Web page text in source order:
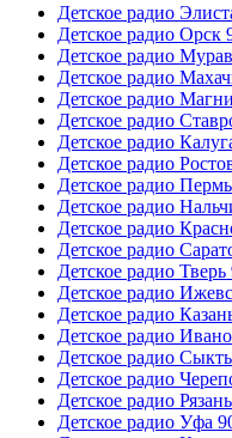
Детское радио
Детское радио Орск
Детское радио
Детское радио
Детское радио
Детское радио
Детское радио
Детское радио
Детское радио
Детское радио
Детское радио
Детское радио
Детское радио
Детское радио
Детское радио
Детское радио
Детское радио
Детское радио
Детское радио
Детское радио Уфа